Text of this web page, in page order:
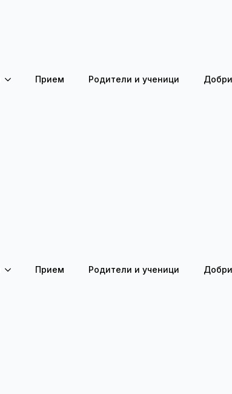
Прием Родители и ученици
Прием Родители и ученици